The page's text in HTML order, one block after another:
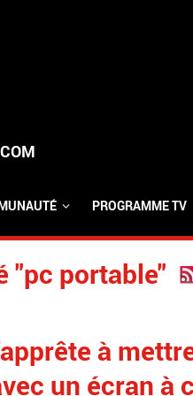
PROGRAMME TV
"pc portable"
à
un écran à